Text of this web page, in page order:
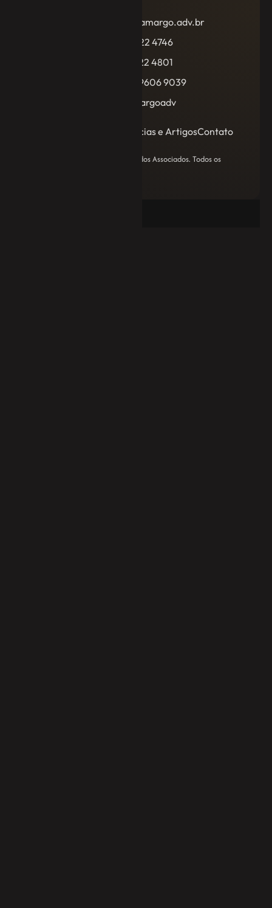
escritorio@jecamargo.adv.br
(55) 3222 4746
(55) 3222 4801
+55 (55) 99606 9039
@jecamargoadv
Copyright 2024 JE Camargo Advogados Associados. Todos os
Notícias e ArtigosContato